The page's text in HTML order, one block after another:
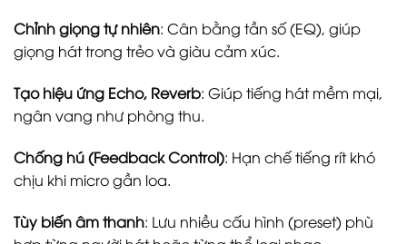
Chỉnh giọng tự nhiên: Cân bằng tần số (EQ), giúp
giọng hát trong trẻo và giàu cảm xúc.
Tạo hiệu ứng Echo, Reverb: Giúp tiếng hát mềm mại,
ngân vang như phòng thu.
Chống hú (Feedback Control): Hạn chế tiếng rít khó
chịu khi micro gần loa.
Tùy biến âm thanh: Lưu nhiều cấu hình (preset) phù